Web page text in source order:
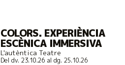
COLORS. EXPERIÈNCIA
ESCÈNICA IMMERSIVA
L'autèntica Teatre
Del dv. 23.10.26al dg. 25.10.26